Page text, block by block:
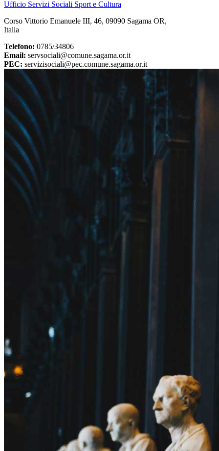
Ufficio Servizi Sociali Sport e Cultura
Corso Vittorio Emanuele III, 46, 09090 Sagama OR,
Italia
Telefono: 0785/34806
Email: servsociali@comune.sagama.or.it
PEC: servizisociali@pec.comune.sagama.or.it